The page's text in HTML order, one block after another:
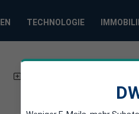
TECHNOLOGIE